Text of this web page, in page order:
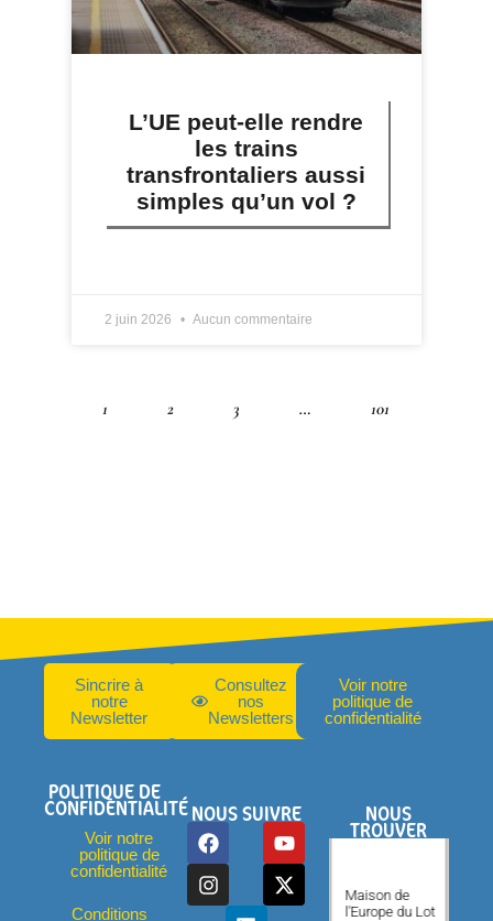
L’UE peut-elle rendre
les trains
transfrontaliers aussi
simples qu’un vol ?
2 juin 2026 Aucun commentaire
1 2 3 … 101
Sincrire à
notre
Newsletter
Consultez
nos
Newsletters
Voir notre
politique de
confidentialité
POLITIQUE DE
CONFIDENTIALITÉ
Voir notre
politique de
confidentialité
Conditions
NOUS SUIVRE NOUS
TROUVER
Maison de
l'Europe du Lot